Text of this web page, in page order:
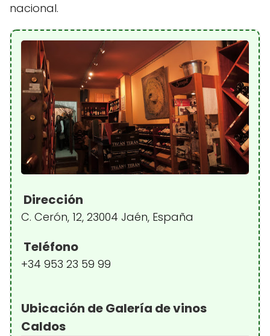
nacional.
Dirección
C. Cerón, 12, 23004 Jaén, España
Teléfono
+34 953 23 59 99
Ubicación de Galería de vinos
Caldos